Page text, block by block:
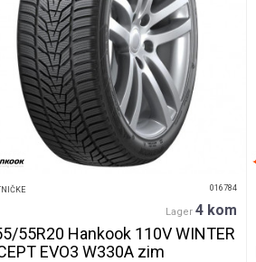
016784
Lager 4 kom
55R20 Hankook 110V WINTER
EVO3 W330A zim